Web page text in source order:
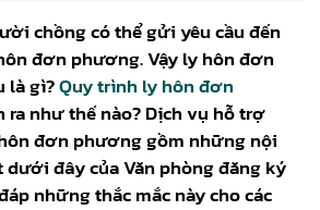
chồng có thể gửi yêu cầu đến
đơn phương. Vậy ly hôn đơn
là gì?Quy trình ly hôn đơn
ra như thế nào? Dịch vụ hỗ trợ
đơn phương gồm những nội
dưới đây của Văn phòng đăng ký
những thắc mắc này cho các